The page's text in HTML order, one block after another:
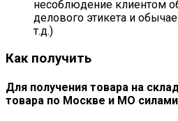
несоблюдение клиентом
делового этикета и
т.д.)
Как получить
Для получения товара на
товара по Москве и МО